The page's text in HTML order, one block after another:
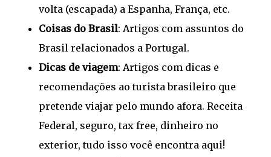
volta (escapada) a Espanha, França, etc.
Coisas do Brasil: Artigos com assuntos do
Brasil relacionados a Portugal.
Dicas de viagem: Artigos com dicas e
recomendações ao turista brasileiro que
pretende viajar pelo mundo afora. Receita
Federal, seguro, tax free, dinheiro no
exterior, tudo isso você encontra aqui!